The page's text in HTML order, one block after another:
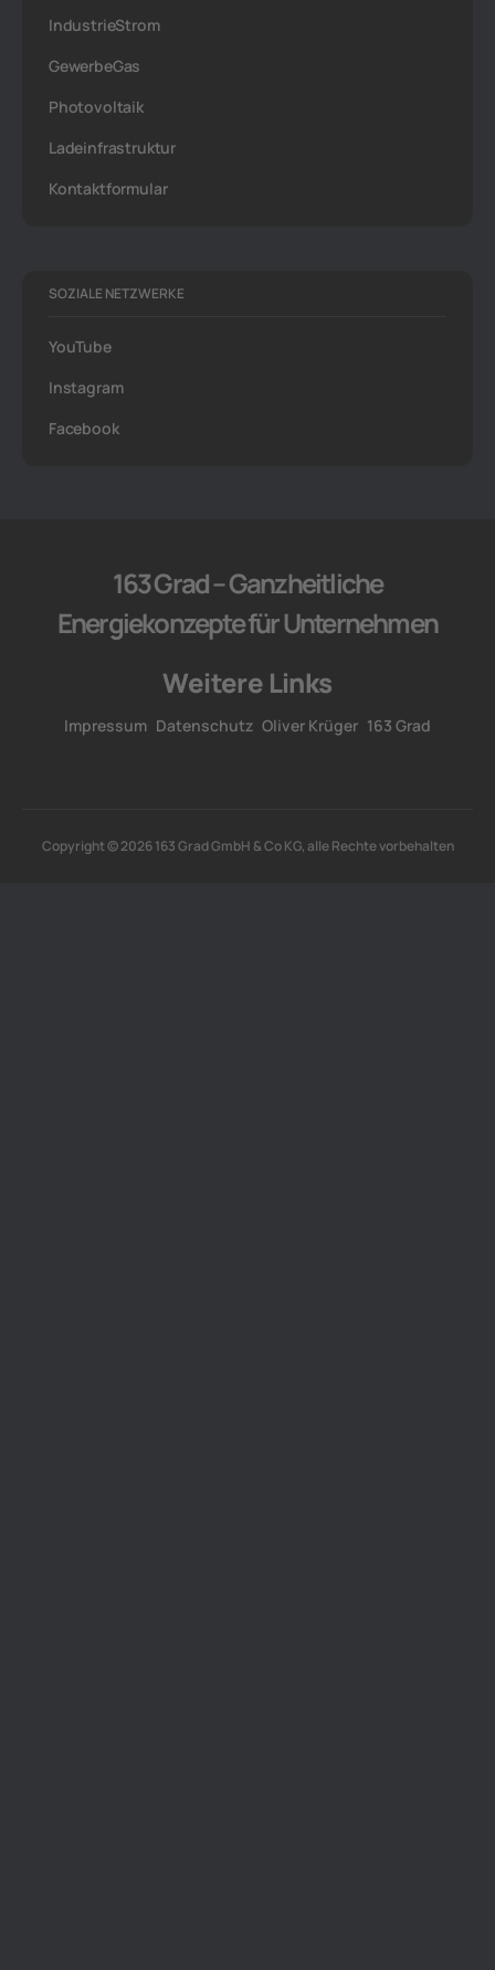
IndustrieStrom
GewerbeGas
Photovoltaik
Ladeinfrastruktur
Kontaktformular
SOZIALE NETZWERKE
YouTube
Instagram
Facebook
163 Grad – Ganzheitliche
Energiekonzepte für Unternehmen
Weitere Links
Impressum Datenschutz Oliver Krüger 163 Grad
Copyright © 2026 163 Grad GmbH & Co KG, alle Rechte vorbehalten